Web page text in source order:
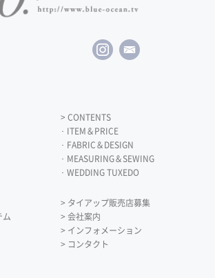
> CONTENTS
･ ITEM＆PRICE
･ FABRIC＆DESIGN
･ MEASURING＆SEWING
･ WEDDING TUXEDO
ム
> タイアップ販売店募集
> 会社案内
> インフォメーション
> コンタクト